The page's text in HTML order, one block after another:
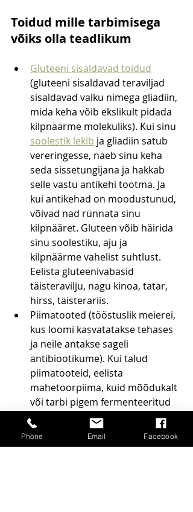
Toidud mille tarbimisega
võiks olla teadlikum
Gluteeni sisaldavad toidud
(gluteeni sisaldavad teraviljad
sisaldavad valku nimega gliadiin,
mida keha võib ekslikult pidada
kilpnäärme molekuliks). Kui sinu
soolestik lekib ja gliadiin satub
vereringesse, näeb sinu keha
seda sissetungijana ja hakkab
selle vastu antikehi tootma. Ja
kui antikehad on moodustunud,
võivad nad rünnata sinu
kilpnääret. Gluteen võib häirida
sinu soolestiku, aju ja
kilpnäärme vahelist suhtlust.
Eelista gluteenivabasid
täisteravilju, nagu kinoa, tatar,
hirss, täisterariis.
Piimatooted (tööstuslik meierei,
kus loomi kasvatatakse tehases
ja neile antakse sageli
antibiootikume). Kui talud
piimatooteid, eelista
mahetoorpiima, kuid mõõdukalt
või tarbi pigem fermenteeritud
piimatooteid nagu keefir,
maitsestamata kreeka jogurt.
Kui keha on põletikus, sul on
Phone Email Facebook